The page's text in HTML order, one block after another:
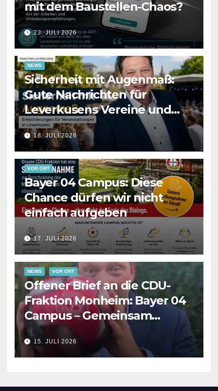
mit dem Baustellen-Chaos?
23. JULI 2026
NEWS
Sicherheit mit Augenmaß:
Gute Nachrichten für
Leverkusens Vereine und
Veranstalter
18. JULI 2026
VOR ORT
Bayer 04 Campus: Diese
Chance dürfen wir nicht
einfach aufgeben
17. JULI 2026
NEWS VOR ORT
Offener Brief an die CDU-
Fraktion Monheim: Bayer 04
Campus – Gemeinsam
Verantwortung für die
Zukunft übernehmen
15. JULI 2026